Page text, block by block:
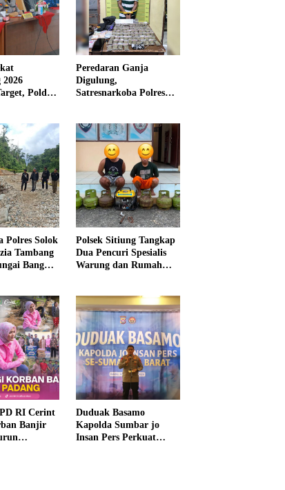
2026
Polda
Peredaran Ganja
Digulung,
Satresnarkoba Polres
Siap Edar di Tanah
Datar
Polres Solok
Tambang
Bangko,
Polsek Sitiung Tangkap
Dua Pencuri Spesialis
Warung dan Rumah
RI Cerint
Banjir
Duduak Basamo
Kapolda Sumbar jo
Insan Pers Perkuat